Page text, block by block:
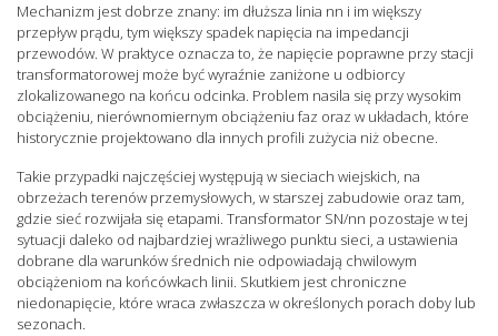
Mechanizm jest dobrze znany: im dłuższa linia nn i im większy
przepływ prądu, tym większy spadek napięcia na impedancji
przewodów. W praktyce oznacza to, że napięcie poprawne przy stacji
transformatorowej może być wyraźnie zaniżone u odbiorcy
zlokalizowanego na końcu odcinka. Problem nasila się przy wysokim
obciążeniu, nierównomiernym obciążeniu faz oraz w układach, które
historycznie projektowano dla innych profili zużycia niż obecne.
Takie przypadki najczęściej występują w sieciach wiejskich, na
obrzeżach terenów przemysłowych, w starszej zabudowie oraz tam,
gdzie sieć rozwijała się etapami. Transformator SN/nn pozostaje w tej
sytuacji daleko od najbardziej wrażliwego punktu sieci, a ustawienia
dobrane dla warunków średnich nie odpowiadają chwilowym
obciążeniom na końcówkach linii. Skutkiem jest chroniczne
niedonapięcie, które wraca zwłaszcza w określonych porach doby lub
sezonach.